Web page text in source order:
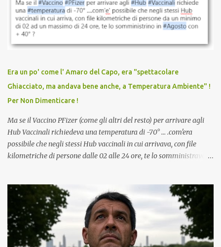
sconti, incentivi per vaccinarsi. Non avevamo mai visto
discriminazioni per coloro che non l’hanno fatto. Se non sei stato
vaccinato, nessuno aveva prima cercato di farti sentire una
persona cattiva. Non avevamo mai visto un vaccino che minacci le
vaccino usato per minacciare i mezzi di sussistenza, il lavoro o la
scuola. Non avevamo mai visto un vaccino che permettesse a un
dodicenne di ignorare il consenso dei genitori. Dopo tutti i vaccini
che abbiamo elencato sopra...
Era un po' come l' Amaro del Capo, era "spettacolare
Ghiacciato, ma andava bene anche, a Temperatura Ambiente" !
Per Non Dimenticare !
Ma se il Vaccino PFizer (come gli altri del resto) per arrivare agli
Hub Vaccinali richiedeva una temperatura di -70° ... .com'era
possibile che negli stessi Hub vaccinali in cui arrivava, con file
kilometriche di persone dalle 02 alle 24 ore, te lo somministravano
Vaccino come: l' Amaro del Capo, era "spettacolare Ghiacciato, ma
andava bene anche, a Temperatura Ambiente"! Riproponiamo
l'articolo per NON Dimenticare!